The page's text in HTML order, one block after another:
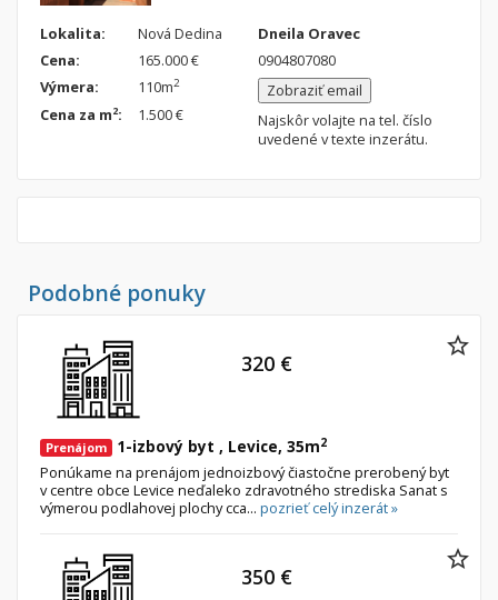
Lokalita:
Nová Dedina
Cena:
165.000 €
Výmera:
110m2
Cena za m2: 1.500 €
Dneila Oravec
0904807080
Zobraziť email
Najskôr volajte na tel. číslo
uvedené v texte inzerátu.
Podobné ponuky
Prenájom 1-izbový byt , Levice, 35m2
Ponúkame na prenájom jednoizbový čiastočne prerobený byt
v centre obce Levice neďaleko zdravotného strediska Sanat s
výmerou podlahovej plochy cca... pozrieť celý inzerát »
320 €
350 €